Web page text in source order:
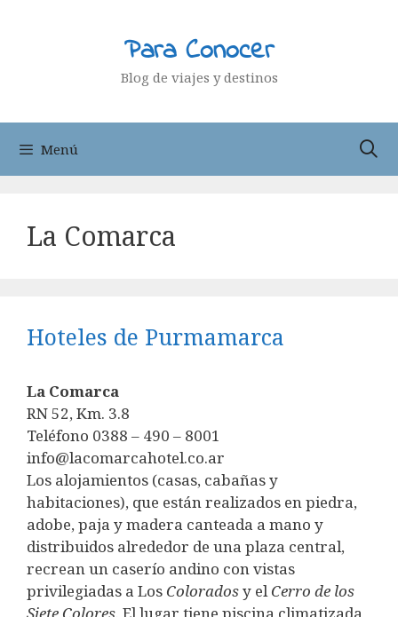
Para Conocer
Blog de viajes y destinos
Menú
La Comarca
Hoteles de Purmamarca
La Comarca
RN 52, Km. 3.8
Teléfono 0388 – 490 – 8001
info@lacomarcahotel.co.ar
Los alojamientos (casas, cabañas y
habitaciones), que están realizados en piedra,
adobe, paja y madera canteada a mano y
distribuidos alrededor de una plaza central,
recrean un caserío andino con vistas
privilegiadas a Los Coloradosy elCerro de los